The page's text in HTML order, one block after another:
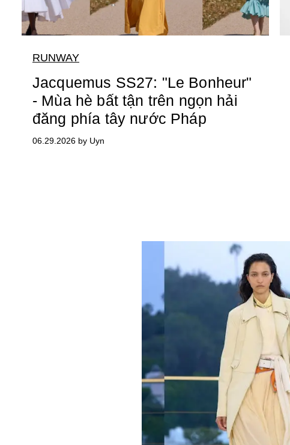
RUNWAY
Jacquemus SS27: "Le Bonheur"
- Mùa hè bất tận trên ngọn hải
đăng phía tây nước Pháp
06.29.2026 by Uyn